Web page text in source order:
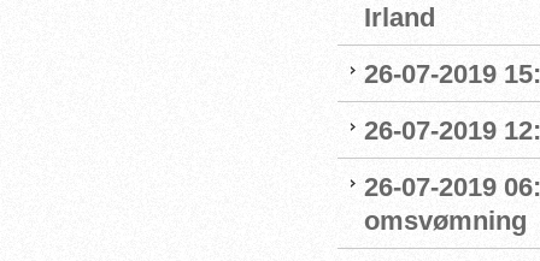
Irland
26-07-2019
26-07-2019
26-07-2019
omsvømning